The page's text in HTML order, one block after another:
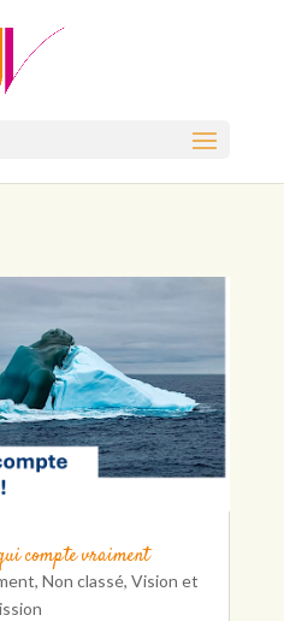
compte vraiment
,Non classé,Vision et